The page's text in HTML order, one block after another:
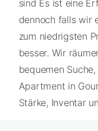
sind Es ist eine
dennoch falls wir
zum niedrigsten
besser. Wir
bequemen
Apartment in
Stärke, Inventar